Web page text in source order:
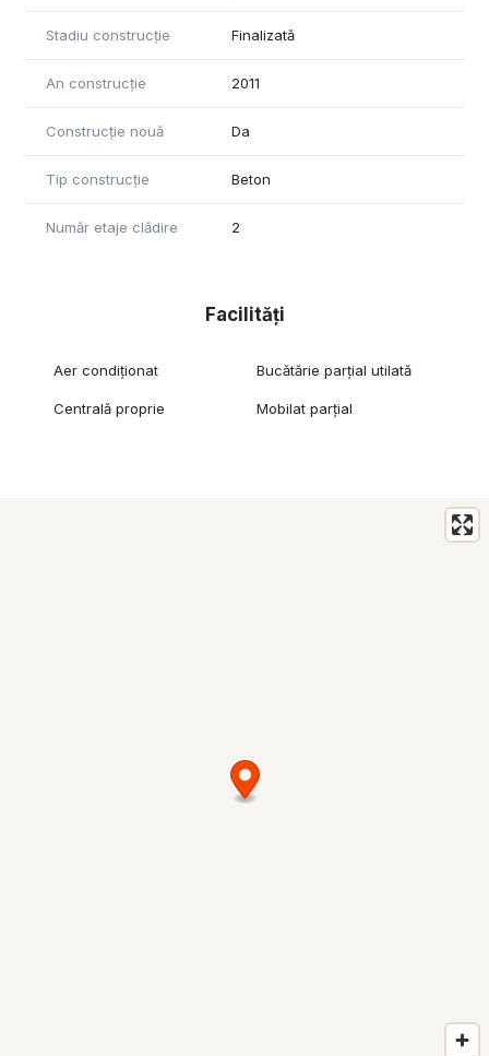
Stadiu construcție Finalizată
An construcție 2011
Construcție nouă Da
Tip construcție Beton
Număr etaje clădire 2
Facilități
Aer condiționat Bucătărie parțial utilată
Centrală proprie Mobilat parțial